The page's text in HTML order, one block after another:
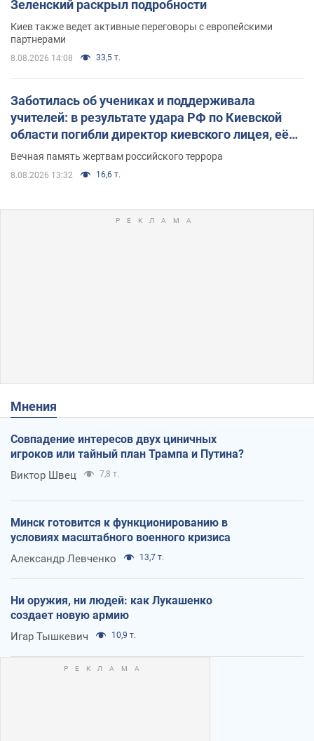
Зеленский раскрыл подробности
Киев также ведет активные переговоры с европейскими
партнерами
8.08.2026 14:08 33,5 т.
Заботилась об учениках и поддерживала
учителей: в результате удара РФ по Киевской
области погибли директор киевского лицея, её
муж и внук
Вечная память жертвам российского террора
8.08.2026 13:32 16,6 т.
Мнения
Совпадение интересов двух циничных
игроков или тайный план Трампа и Путина?
Виктор Швец 7,8 т.
Минск готовится к функционированию в
условиях масштабного военного кризиса
Александр Левченко 13,7 т.
Ни оружия, ни людей: как Лукашенко
создает новую армию
Игар Тышкевич 10,9 т.